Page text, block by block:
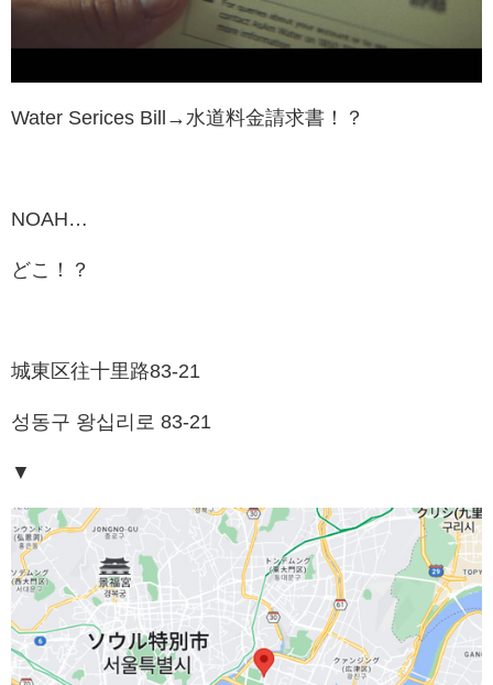
Water Serices Bill→水道料金請求書！？
NOAH…
どこ！？
城東区往十里路83-21
성동구 왕십리로 83-21
▼